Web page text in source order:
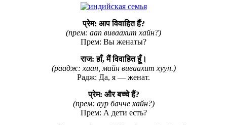
प्रेम: आप विवाहित हैं?
(прем: аап виваахит хайн?)
Прем: Вы женаты?
राज: हाँ, मैं विवाहित हूँ।
(раадж: хаан, майн виваахит хуун.)
Радж: Да, я — женат.
प्रेम: और बच्चे हैं?
(прем: аур бачче хайн?)
Прем: А дети есть?